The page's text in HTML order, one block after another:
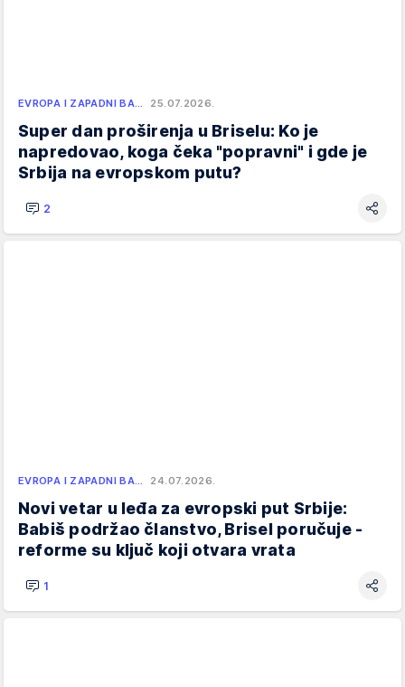
EVROPA I ZAPADNI BA… 25.07.2026.
Super dan proširenja u Briselu: Ko je
napredovao, koga čeka "popravni" i gde je
Srbija na evropskom putu?
2
EVROPA I ZAPADNI BA… 24.07.2026.
Novi vetar u leđa za evropski put Srbije:
Babiš podržao članstvo, Brisel poručuje -
reforme su ključ koji otvara vrata
1